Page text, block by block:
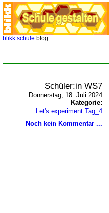
blikk schule blog
Schüler:in WS7
Donnerstag, 18. Juli 2024
Kategorie:
Let's experiment Tag_4
Noch kein Kommentar ...